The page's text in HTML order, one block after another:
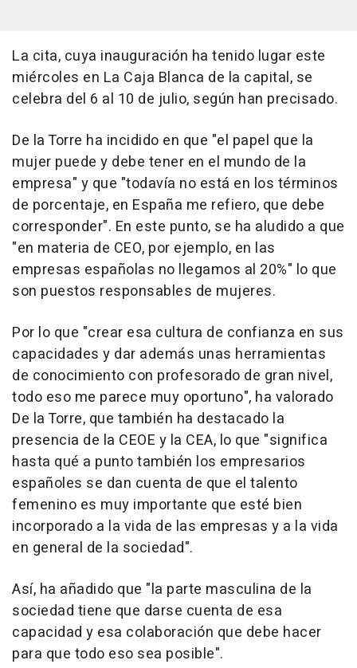
La cita, cuya inauguración ha tenido lugar este
miércoles en La Caja Blanca de la capital, se
celebra del 6 al 10 de julio, según han precisado.
De la Torre ha incidido en que "el papel que la
mujer puede y debe tener en el mundo de la
empresa" y que "todavía no está en los términos
de porcentaje, en España me refiero, que debe
corresponder". En este punto, se ha aludido a que
"en materia de CEO, por ejemplo, en las
empresas españolas no llegamos al 20%" lo que
son puestos responsables de mujeres.
Por lo que "crear esa cultura de confianza en sus
capacidades y dar además unas herramientas
de conocimiento con profesorado de gran nivel,
todo eso me parece muy oportuno", ha valorado
De la Torre, que también ha destacado la
presencia de la CEOE y la CEA, lo que "significa
hasta qué a punto también los empresarios
españoles se dan cuenta de que el talento
femenino es muy importante que esté bien
incorporado a la vida de las empresas y a la vida
en general de la sociedad".
Así, ha añadido que "la parte masculina de la
sociedad tiene que darse cuenta de esa
capacidad y esa colaboración que debe hacer
para que todo eso sea posible".